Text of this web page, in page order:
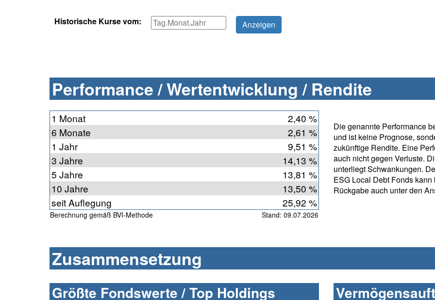
Historische Kurse vom:
Performance / Wertentwicklung / Rendite
1 Monat
2,40 %
6 Monate
2,61 %
1 Jahr
9,51 %
3 Jahre
14,13 %
5 Jahre
13,81 %
10 Jahre
13,50 %
seit Auflegung
25,92 %
Berechnung gemäß BVI-Methode Stand: 09.07.2026
Die genannte Performance
und ist keine Prognose,
zukünftige Rendite. Eine
auch nicht gegen Verluste.
unterliegt Schwankungen.
ESG Local Debt Fonds
Rückgabe auch unter den
Zusammensetzung
Größte Fondswerte / Top Holdings